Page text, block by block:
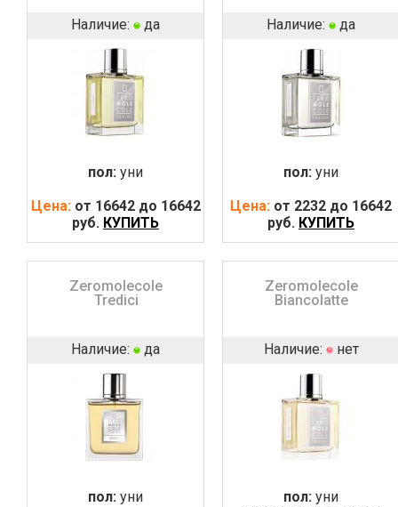
Наличие: да
пол: уни
Цена: от 16642 до 16642
руб. КУПИТЬ
Наличие: да
пол: уни
Цена: от 2232 до 16642
руб. КУПИТЬ
Zeromolecole
Tredici
Наличие: да
пол: уни
Zeromolecole
Biancolatte
Наличие: нет
пол: уни